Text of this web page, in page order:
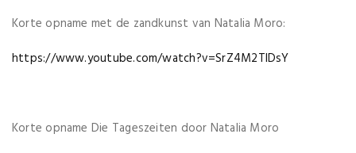
Korte opname met de zandkunst van Natalia Moro:
https://www.youtube.com/watch?v=SrZ4M2TIDsY
Korte opname Die Tageszeiten door Natalia Moro